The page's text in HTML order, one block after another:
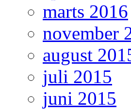
marts 2016
november
august
juli 2015
juni 2015